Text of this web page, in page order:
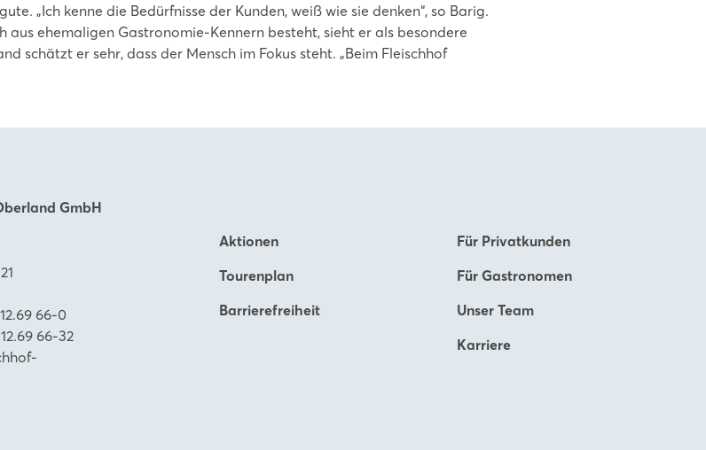
„Ich kenne die Bedürfnisse der Kunden, weiß wie sie denken“, so Barig.
aus ehemaligen Gastronomie-Kennern besteht, sieht er als besondere
schätzt er sehr, dass der Mensch im Fokus steht. „Beim Fleischhof
GmbH
66-0
66-32
Aktionen
Tourenplan
Barrierefreiheit
Für Privatkunden
Für Gastronomen
Unser Team
Karriere